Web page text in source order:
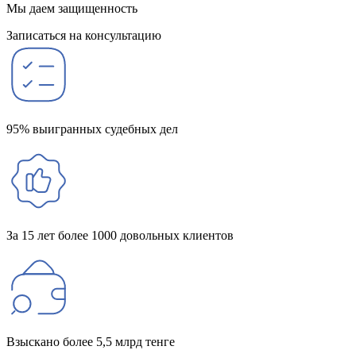
Мы даем защищенность
Записаться на консультацию
95% выигранных судебных дел
За 15 лет более 1000 довольных клиентов
Взыскано более 5,5 млрд тенге